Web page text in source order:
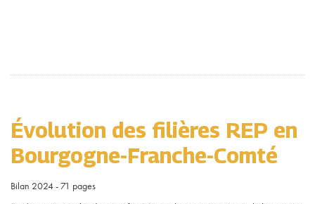
Évolution des filières REP en
Bourgogne-Franche-Comté
Bilan 2024 - 71 pages